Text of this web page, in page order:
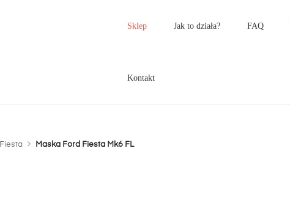
menuSklep Jak to działa? FAQ
Kontakt
Fiesta Maska Ford Fiesta Mk6 FL